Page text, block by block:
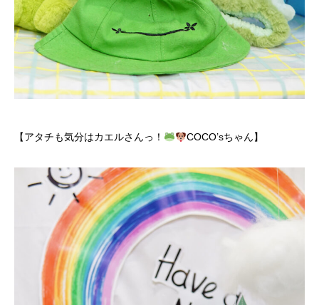
【アタチも気分はカエルさんっ！ COCO’sちゃん】